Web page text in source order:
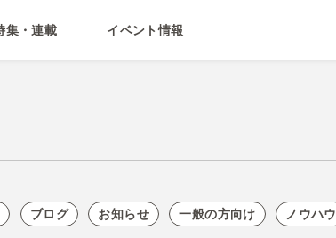
集・連載 イベント情報
ブログ お知らせ 一般の方向け ノウハウ